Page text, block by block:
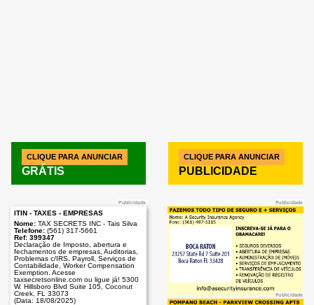
CLIQUE PARA ANUNCIAR
GRÁTIS
Publicidade
ITIN - TAXES - EMPRESAS
Nome: TAX SECRETS INC - Tais Silva
Telefone: (561) 317-5661
Ref: 399347
Declaração de Imposto, abertura e
fechamentos de empresas, Auditorias,
Problemas c/IRS, Payroll, Serviços de
Contabilidade, Worker Compensation
Exemption. Acesse
taxsecretsonline.com ou ligue já! 5300
W. Hillsboro Blvd Suite 105, Coconut
Creek, FL 33073
(Data: 18/08/2025)
CLIQUE PARA ANUNCIAR
PUBLICIDADE
Publicidade
Publicidade